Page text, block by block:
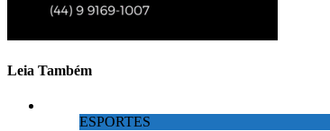
Leia Também
ESPORTES